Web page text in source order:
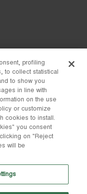
da parte di
profiling
to collect statistical
to show you
in line with
on the use
or customize
cookies to install.
you consent
on "Reject
will be